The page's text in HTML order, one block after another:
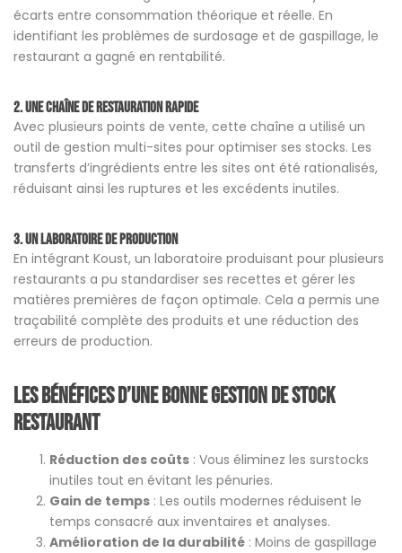
écarts entre consommation théorique et réelle. En
identifiant les problèmes de surdosage et de gaspillage, le
restaurant a gagné en rentabilité.
2. Une chaîne de restauration rapide
Avec plusieurs points de vente, cette chaîne a utilisé un
outil de gestion multi-sites pour optimiser ses stocks. Les
transferts d’ingrédients entre les sites ont été rationalisés,
réduisant ainsi les ruptures et les excédents inutiles.
3. Un laboratoire de production
En intégrant Koust, un laboratoire produisant pour plusieurs
restaurants a pu standardiser ses recettes et gérer les
matières premières de façon optimale. Cela a permis une
traçabilité complète des produits et une réduction des
erreurs de production.
Les bénéfices d’une bonne gestion de stock
restaurant
Réduction des coûts : Vous éliminez les surstocks
inutiles tout en évitant les pénuries.
Gain de temps : Les outils modernes réduisent le
temps consacré aux inventaires et analyses.
Amélioration de la durabilité : Moins de gaspillage